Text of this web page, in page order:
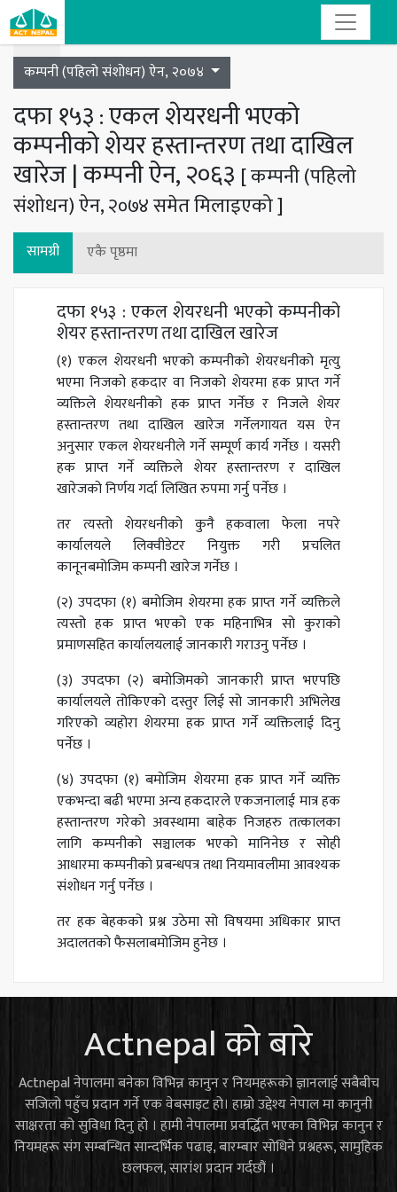
Toggle navigation
कम्पनी (पहिलो संशोधन) ऐन, २०७४
दफा १५३ : एकल शेयरधनी भएको
कम्पनीको शेयर हस्तान्तरण तथा दाखिल
खारेज | कम्पनी ऐन, २०६३ [ कम्पनी (पहिलो
संशोधन) ऐन, २०७४ समेत मिलाइएको ]
सामग्री एकै पृष्ठमा
दफा १५३ : एकल शेयरधनी भएको कम्पनीको
शेयर हस्तान्तरण तथा दाखिल खारेज
(१) एकल शेयरधनी भएको कम्पनीको शेयरधनीको मृत्यु
भएमा निजको हकदार वा निजको शेयरमा हक प्राप्त गर्ने
व्यक्तिले शेयरधनीको हक प्राप्त गर्नेछ र निजले शेयर
हस्तान्तरण तथा दाखिल खारेज गर्नेलगायत यस ऐन
अनुसार एकल शेयरधनीले गर्ने सम्पूर्ण कार्य गर्नेछ । यसरी
हक प्राप्त गर्ने व्यक्तिले शेयर हस्तान्तरण र दाखिल
खारेजको निर्णय गर्दा लिखित रुपमा गर्नु पर्नेछ ।
तर त्यस्तो शेयरधनीको कुनै हकवाला फेला नपरे
कार्यालयले लिक्वीडेटर नियुक्त गरी प्रचलित
कानूनबमोजिम कम्पनी खारेज गर्नेछ ।
(२) उपदफा (१) बमोजिम शेयरमा हक प्राप्त गर्ने व्यक्तिले
त्यस्तो हक प्राप्त भएको एक महिनाभित्र सो कुराको
प्रमाणसहित कार्यालयलाई जानकारी गराउनु पर्नेछ ।
(३) उपदफा (२) बमोजिमको जानकारी प्राप्त भएपछि
कार्यालयले तोकिएको दस्तुर लिई सो जानकारी अभिलेख
गरिएको व्यहोरा शेयरमा हक प्राप्त गर्ने व्यक्तिलाई दिनु
पर्नेछ ।
(४) उपदफा (१) बमोजिम शेयरमा हक प्राप्त गर्ने व्यक्ति
एकभन्दा बढी भएमा अन्य हकदारले एकजनालाई मात्र हक
हस्तान्तरण गरेको अवस्थामा बाहेक निजहरु तत्कालका
लागि कम्पनीको सञ्चालक भएको मानिनेछ र सोही
आधारमा कम्पनीको प्रबन्धपत्र तथा नियमावलीमा आवश्यक
संशोधन गर्नु पर्नेछ ।
तर हक बेहकको प्रश्न उठेमा सो विषयमा अधिकार प्राप्त
अदालतको फैसलाबमोजिम हुनेछ ।
Actnepal को बारे
Actnepal नेपालमा बनेका विभिन्न कानुन र नियमहरूको ज्ञानलाई सबैबीच
सजिलो पहुँच प्रदान गर्ने एक वेबसाइट हो। हाम्रो उद्देश्य नेपाल मा कानुनी
साक्षरता को सुविधा दिनु हो । हामी नेपालमा प्रवर्द्धित भएका विभिन्न कानुन र
नियमहरू संग सम्बन्धित सान्दर्भिक पढाइ, बारम्बार सोधिने प्रश्नहरू, सामुहिक
छलफल, सारांश प्रदान गर्दछौं ।